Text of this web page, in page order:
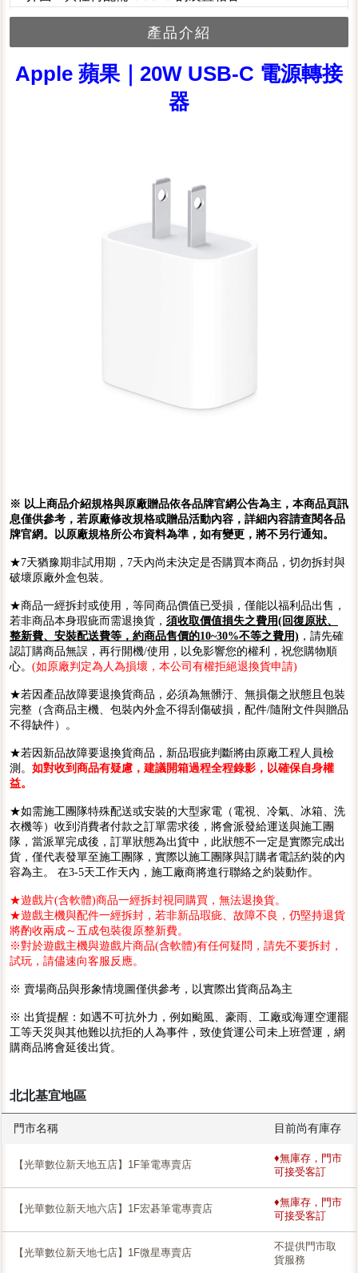
產品介紹
Apple 蘋果｜20W USB-C 電源轉接
器
※ 以上商品介紹規格與原廠贈品依各品牌官網公告為主，本商品頁訊
息僅供參考，若原廠修改規格或贈品活動內容，詳細內容請查閱各品
牌官網。以原廠規格所公布資料為準，如有變更，將不另行通知。
★7天猶豫期非試用期，7天內尚未決定是否購買本商品，切勿拆封與
破壞原廠外盒包裝。
★商品一經拆封或使用，等同商品價值已受損，僅能以福利品出售，
若非商品本身瑕疵而需退換貨， 須收取價值損失之費用(回復原狀、
整新費、安裝配送費等，約商品售價的10~30%不等之費用) ，請先確
認訂購商品無誤，再行開機/使用，以免影響您的權利，祝您購物順
心。 (如原廠判定為人為損壞，本公司有權拒絕退換貨申請)
★若因產品故障要退換貨商品，必須為無髒汙、無損傷之狀態且包裝
完整（含商品主機、包裝內外盒不得刮傷破損，配件/隨附文件與贈品
不得缺件）。
★若因新品故障要退換貨商品，新品瑕疵判斷將由原廠工程人員檢
測。 如對收到商品有疑慮，建議開箱過程全程錄影，以確保自身權
益。
★如需施工團隊特殊配送或安裝的大型家電（電視、冷氣、冰箱、洗
衣機等）收到消費者付款之訂單需求後，將會派發給運送與施工團
隊，當派單完成後，訂單狀態為出貨中，此狀態不一定是實際完成出
貨，僅代表發單至施工團隊，實際以施工團隊與訂購者電話約裝的內
容為主。 在3-5天工作天內，施工廠商將進行聯絡之約裝動作。
★遊戲片(含軟體)商品一經拆封視同購買，無法退換貨。
★遊戲主機與配件一經拆封，若非新品瑕疵、故障不良，仍堅持退貨
將酌收兩成～五成包裝復原整新費。
※對於遊戲主機與遊戲片商品(含軟體)有任何疑問，請先不要拆封，
試玩，請儘速向客服反應。
※ 賣場商品與形象情境圖僅供參考，以實際出貨商品為主
※ 出貨提醒：如遇不可抗外力，例如颱風、豪雨、工廠或海運空運罷
工等天災與其他難以抗拒的人為事件，致使貨運公司未上班營運，網
購商品將會延後出貨。
北北基宜地區
門市名稱 目前尚有庫存
【光華數位新天地五店】1F筆電專賣店
♦無庫存，門市
可接受客訂
【光華數位新天地六店】1F宏碁筆電專賣店
♦無庫存，門市
可接受客訂
【光華數位新天地七店】1F微星專賣店
不提供門市取
貨服務